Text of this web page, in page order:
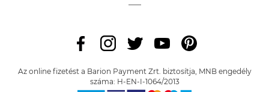
Az online fizetést a Barion Payment Zrt. biztosítja, MNB engedély
száma: H-EN-I-1064/2013